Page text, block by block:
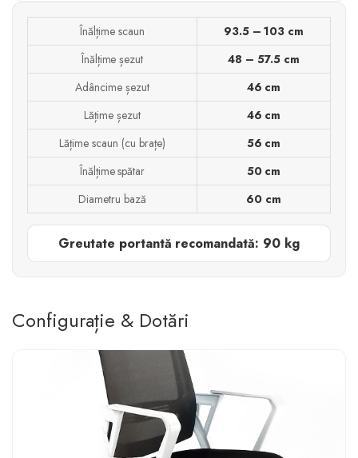
Înălțime scaun
93.5 – 103 cm
Înălțime șezut
48 – 57.5 cm
Adâncime șezut
46 cm
Lățime șezut
46 cm
Lățime scaun (cu brațe)
56 cm
Înălțime spătar
50 cm
Diametru bază
60 cm
Greutate portantă recomandată: 90 kg
Configurație & Dotări